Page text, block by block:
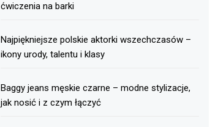
ćwiczenia na barki
Najpiękniejsze polskie aktorki wszechczasów –
ikony urody, talentu i klasy
Baggy jeans męskie czarne – modne stylizacje,
jak nosić i z czym łączyć